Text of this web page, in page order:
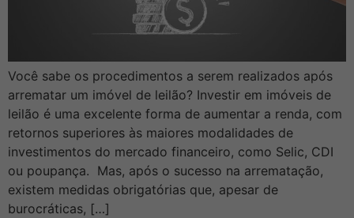
Você sabe os procedimentos a serem realizados após
arrematar um imóvel de leilão? Investir em imóveis de
leilão é uma excelente forma de aumentar a renda, com
retornos superiores às maiores modalidades de
investimentos do mercado financeiro, como Selic, CDI
ou poupança. Mas, após o sucesso na arrematação,
existem medidas obrigatórias que, apesar de
burocráticas, […]